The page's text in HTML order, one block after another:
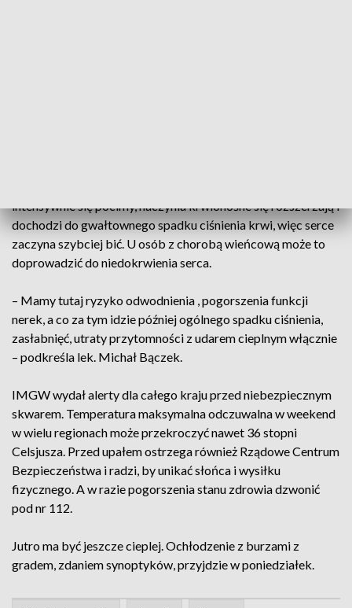
intensywnie się pocimy, naczynia krwionośne się rozszerzają i
dochodzi do gwałtownego spadku ciśnienia krwi, więc serce
zaczyna szybciej bić. U osób z chorobą wieńcową może to
doprowadzić do niedokrwienia serca.
– Mamy tutaj ryzyko odwodnienia , pogorszenia funkcji
nerek, a co za tym idzie później ogólnego spadku ciśnienia,
zasłabnięć, utraty przytomności z udarem cieplnym włącznie
– podkreśla lek. Michał Bączek.
IMGW wydał alerty dla całego kraju przed niebezpiecznym
skwarem. Temperatura maksymalna odczuwalna w weekend
w wielu regionach może przekroczyć nawet 36 stopni
Celsjusza. Przed upałem ostrzega również Rządowe Centrum
Bezpieczeństwa i radzi, by unikać słońca i wysiłku
fizycznego. A w razie pogorszenia stanu zdrowia dzwonić
pod nr 112.
Jutro ma być jeszcze cieplej. Ochłodzenie z burzami z
gradem, zdaniem synoptyków, przyjdzie w poniedziałek.